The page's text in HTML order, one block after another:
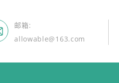
邮箱
allowable@163.com